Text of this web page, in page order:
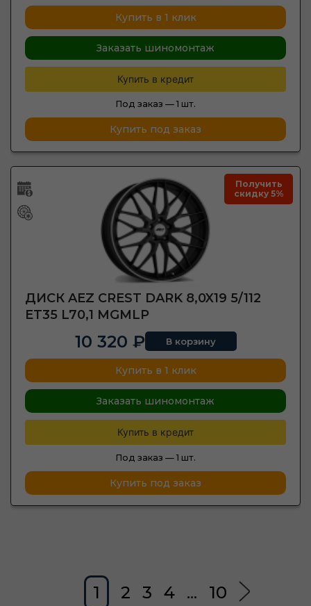
Купить в 1 клик
Заказать шиномонтаж
Купить в кредит
Под заказ — 1 шт.
Купить под заказ
Получить
скидку 5%
ДИСК AEZ CREST DARK 8,0X19 5/112
ET35 L70,1 MGMLP
10 320 ₽ В корзину
Купить в 1 клик
Заказать шиномонтаж
Купить в кредит
Под заказ — 1 шт.
Купить под заказ
1 2 3 4 ... 10